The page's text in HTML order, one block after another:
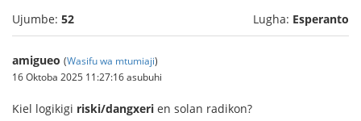
Ujumbe: 52 Lugha: Esperanto
amigueo (Wasifu wa mtumiaji)
16 Oktoba 2025 11:27:16 asubuhi
Kiel logikigi riski/dangxeri en solan radikon?